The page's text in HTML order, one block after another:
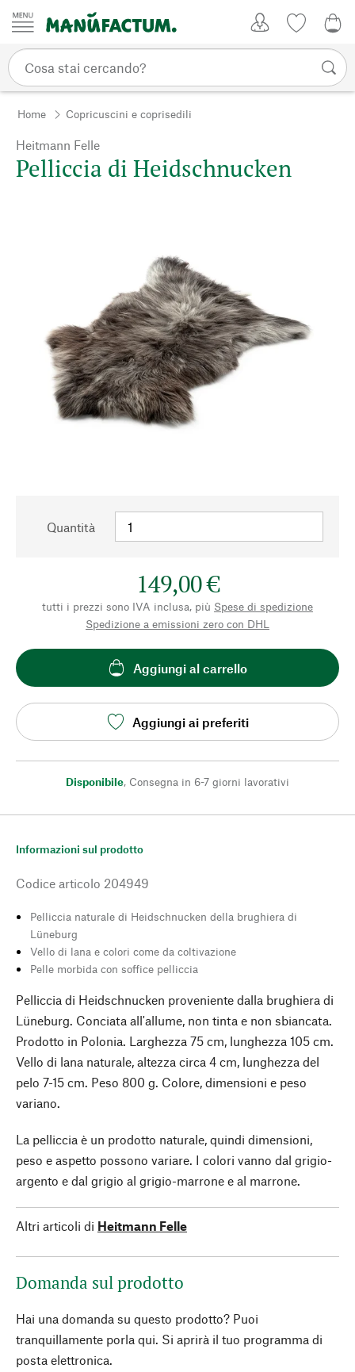
Vai al contenuto
Home Copricuscini e coprisedili
Heitmann Felle
Pelliccia di Heidschnucken
Quantità
149,00 €
tutti i prezzi sono IVA inclusa, più Spese di spedizione
Spedizione a emissioni zero con DHL
Aggiungi al carrello
Aggiungi ai preferiti
Disponibile, Consegna in 6-7 giorni lavorativi
Informazioni sul prodotto
Codice articolo 204949
Pelliccia naturale di Heidschnucken della brughiera di
Lüneburg
Vello di lana e colori come da coltivazione
Pelle morbida con soffice pelliccia
Pelliccia di Heidschnucken proveniente dalla brughiera di
Lüneburg. Conciata all'allume, non tinta e non sbiancata.
Prodotto in Polonia. Larghezza 75 cm, lunghezza 105 cm.
Vello di lana naturale, altezza circa 4 cm, lunghezza del
pelo 7-15 cm. Peso 800 g. Colore, dimensioni e peso
variano.
La pelliccia è un prodotto naturale, quindi dimensioni,
peso e aspetto possono variare. I colori vanno dal grigio-
argento e dal grigio al grigio-marrone e al marrone.
Altri articoli di Heitmann Felle
Domanda sul prodotto
Hai una domanda su questo prodotto? Puoi
tranquillamente porla qui. Si aprirà il tuo programma di
posta elettronica.